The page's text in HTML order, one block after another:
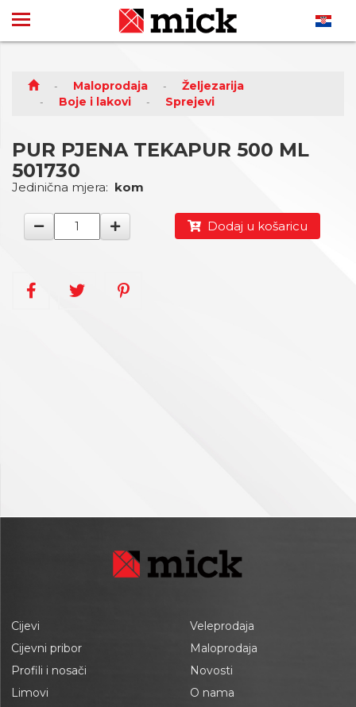
Maloprodaja
Željezarija
Boje i lakovi
Sprejevi
PUR PJENA TEKAPUR 500 ML
501730
Jedinična mjera: kom
Dodaj u košaricu
Cijevi
Cijevni pribor
Profili i nosači
Limovi
Veleprodaja
Maloprodaja
Novosti
O nama